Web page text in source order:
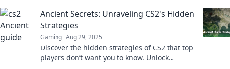
Ancient Secrets: Unraveling CS2's Hidden
Strategies
Gaming Aug 29, 2025
Discover the hidden strategies of CS2 that top
players don’t want you to know. Unlock